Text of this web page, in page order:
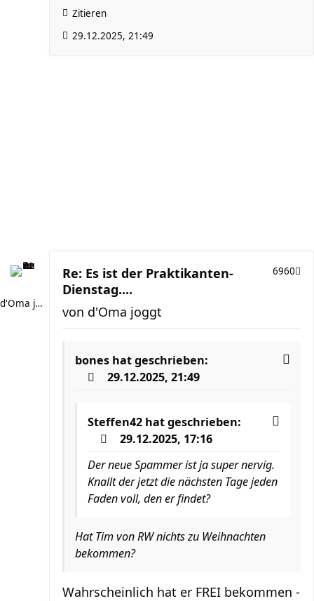
Zitieren
29.12.2025, 21:49
d'Oma joggt
Re: Es ist der Praktikanten-
Dienstag....
6960
von d'Oma joggt
bones hat geschrieben:
29.12.2025, 21:49
Steffen42 hat geschrieben:
29.12.2025, 17:16
Der neue Spammer ist ja super nervig.
Knallt der jetzt die nächsten Tage jeden
Faden voll, den er findet?
Hat Tim von RW nichts zu Weihnachten
bekommen?
Wahrscheinlich hat er FREI bekommen -